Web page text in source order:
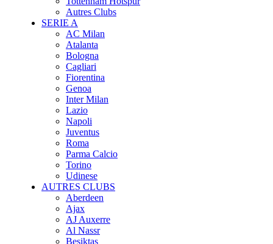
Autres Clubs
SERIE A
AC Milan
Atalanta
Bologna
Cagliari
Fiorentina
Genoa
Inter Milan
Lazio
Napoli
Juventus
Roma
Parma Calcio
Torino
Udinese
AUTRES CLUBS
Aberdeen
Ajax
AJ Auxerre
Al Nassr
Besiktas